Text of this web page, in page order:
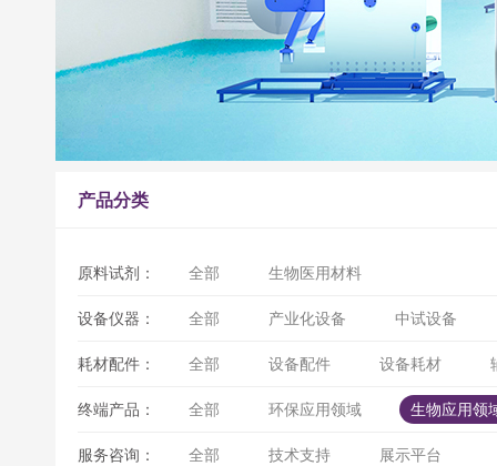
产品分类
原料试剂： 全部 生物医用材料
设备仪器： 全部 产业化设备 中试设备
耗材配件： 全部 设备配件 设备耗材
终端产品： 全部 环保应用领域 生物应用领
服务咨询： 全部 技术支持 展示平台